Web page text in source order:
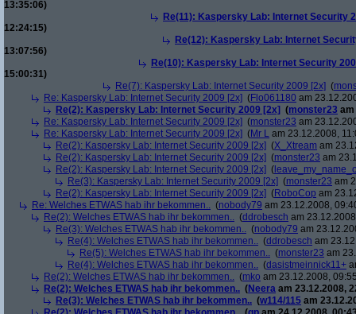
13:35:06)
Re(11): Kaspersky Lab: Internet Security
12:24:15)
Re(12): Kaspersky Lab: Internet
13:07:56)
Re(10): Kaspersky Lab: Internet Security
15:00:31)
Re(7): Kaspersky Lab: Internet Security 2009 [2x] (
Re: Kaspersky Lab: Internet Security 2009 [2x] (Flo061180 am
Re(2): Kaspersky Lab: Internet Security 2009 [2x] (monster23 am
Re: Kaspersky Lab: Internet Security 2009 [2x] (monster23 am
Re: Kaspersky Lab: Internet Security 2009 [2x] (Mr L am 23.12.2008,
Re(2): Kaspersky Lab: Internet Security 2009 [2x] (X_Xtream am
Re(2): Kaspersky Lab: Internet Security 2009 [2x] (monster23 am
Re(2): Kaspersky Lab: Internet Security 2009 [2x] (
Re(3): Kaspersky Lab: Internet Security 2009 [2x] (monster23 am
Re(2): Kaspersky Lab: Internet Security 2009 [2x] (RoboCop am
Re: Welches ETWAS hab ihr bekommen.. (nobody79 am 23.12.2008,
Re(2): Welches ETWAS hab ihr bekommen.. (ddrobesch am
Re(3): Welches ETWAS hab ihr bekommen.. (nobody79 am
Re(4): Welches ETWAS hab ihr bekommen.. (ddrobesch am
Re(5): Welches ETWAS hab ihr bekommen.. (monster23 am
Re(4): Welches ETWAS hab ihr bekommen.. (dasistmeinnick11+
Re(2): Welches ETWAS hab ihr bekommen.. (mko am 23.12.2008,
Re(2): Welches ETWAS hab ihr bekommen.. (Neera am 23.12.2008,
Re(3): Welches ETWAS hab ihr bekommen.. (w114/115 am